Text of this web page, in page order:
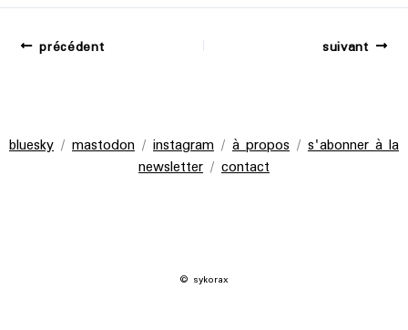
précédent suivant
bluesky / mastodon / instagram / à propos / s'abonner à la
newsletter / contact
© sykorax